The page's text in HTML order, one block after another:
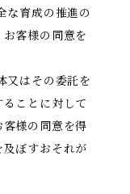
な育成の推進の
客様の同意を
又はその委託を
ことに対して
様の同意を得
ぼすおそれが